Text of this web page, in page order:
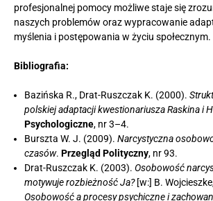
profesjonalnej pomocy możliwe staje się
naszych problemów oraz wypracowanie
myślenia i postępowania w życiu społecznym.
Bibliografia:
Bazińska R., Drat-Ruszczak K. (2000).
polskiej adaptacji kwestionariusza Raskina i
Psychologiczne, nr 3–4.
Burszta W. J. (2009). Narcystyczna
czasów. Przegląd Polityczny, nr 93.
Drat-Ruszczak K. (2003). Osobowość
motywuje rozbieżność Ja?[w:] B.
Osobowość a procesy psychiczne i